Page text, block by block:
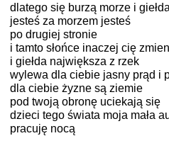
dlatego się burzą morze i
jesteś za morzem jesteś
po drugiej stronie
i tamto słońce inaczej cię
i giełda największa z rzek
wylewa dla ciebie jasny prąd i
dla ciebie żyzne są ziemie
pod twoją obronę uciekają się
dzieci tego świata moja mała
pracuję nocą